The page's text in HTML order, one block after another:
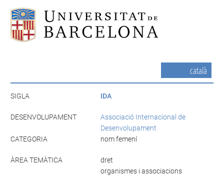
català
SIGLA IDA
DESENVOLUPAMENT
Associació Internacional de
Desenvolupament
CATEGORIA
nom femení
ÀREA TEMÀTICA
dret
organismes i associacions